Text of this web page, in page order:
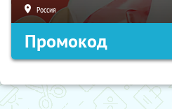
Россия
Промокод